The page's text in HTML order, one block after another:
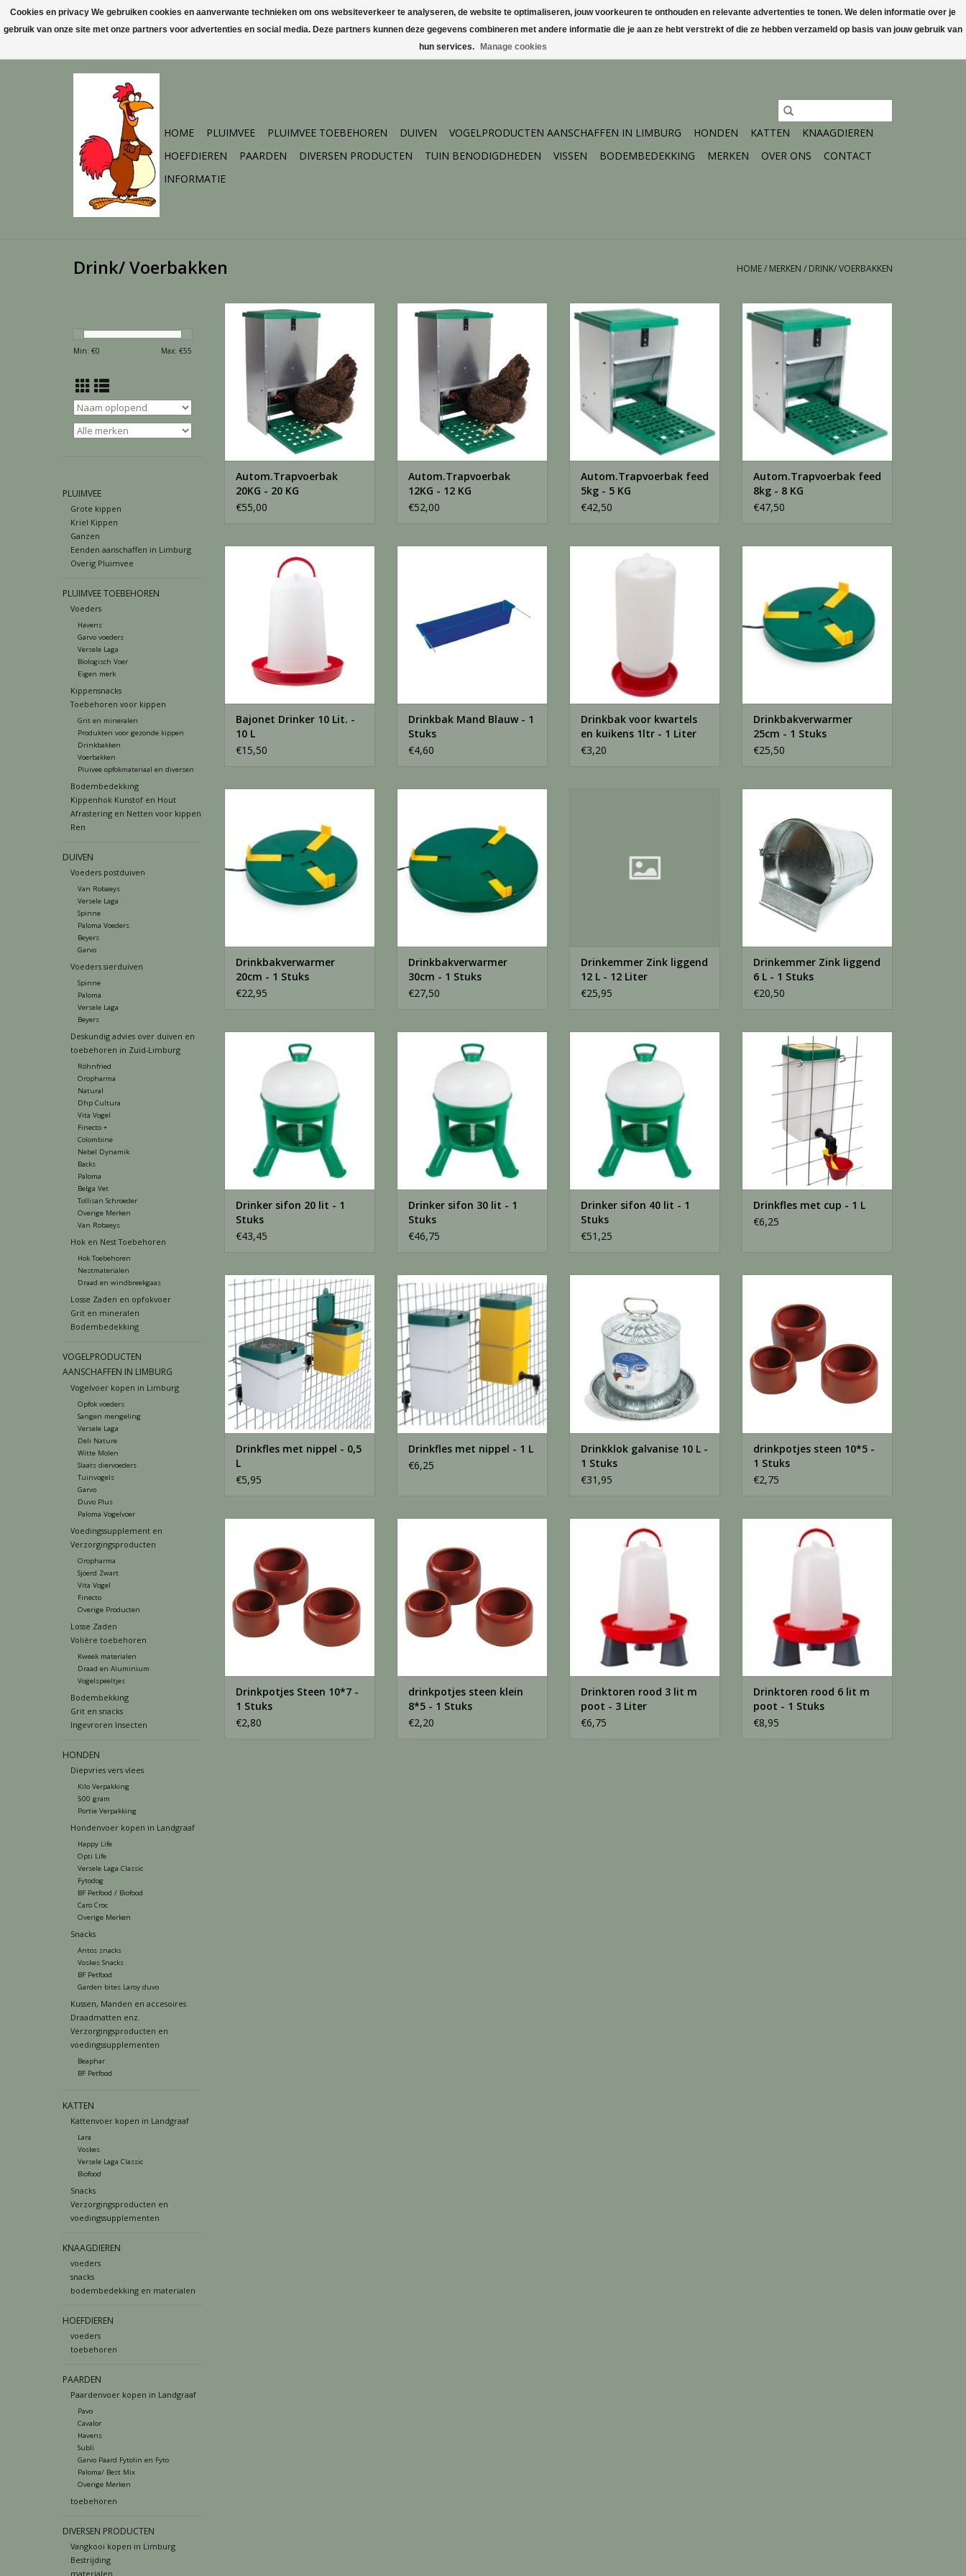
Mijn account / Registreren
HOME PLUIMVEE PLUIMVEE TOEBEHOREN DUIVEN VOGELPRODUCTEN AANSCHAFFEN IN LIMBURG HONDEN KATTEN
KNAAGDIEREN
HOEFDIEREN
PAARDEN DIVERSEN PRODUCTEN TUIN BENODIGDHEDEN VISSEN BODEMBEDEKKING MERKEN OVER ONS
CONTACT
INFORMATIE
Drink/ Voerbakken HOME/ MERKEN / DRINK/ VOERBAKKEN
Min: €0 Max: €55
PLUIMVEE
Grote kippen
Kriel Kippen
Ganzen
Eenden aanschaffen in Limburg
Overig Pluimvee
PLUIMVEE TOEBEHOREN
Voeders
Havens
Garvo voeders
Versele Laga
Biologisch Voer
Eigen merk
Kippensnacks
Toebehoren voor kippen
Grit en mineralen
Produkten voor gezonde kippen
Drinkbakken
Voerbakken
Pluivee opfokmateriaal en diversen
Bodembedekking
Kippenhok Kunstof en Hout
Afrastering en Netten voor kippen
Ren
DUIVEN
Voeders postduiven
Van Robaeys
Versele Laga
Spinne
Paloma Voeders
Beyers
Garvo
Voeders sierduiven
Spinne
Paloma
Versele Laga
Beyers
Deskundig advies over duiven en
toebehoren in Zuid-Limburg
Röhnfried
Oropharma
Natural
Dhp Cultura
Vita Vogel
Finecto +
Colombine
Nebel Dynamik
Backs
Paloma
Belga Vet
Tollisan Schroeder
Overige Merken
Van Robaeys
Hok en Nest Toebehoren
Hok Toebehoren
Nestmaterialen
Draad en windbreekgaas
Losse Zaden en opfokvoer
Grit en mineralen
Bodembedekking
VOGELPRODUCTEN
AANSCHAFFEN IN LIMBURG
Vogelvoer kopen in Limburg
Opfok voeders
Sangen mengeling
Versele Laga
Deli Nature
Witte Molen
Slaats diervoeders
Tuinvogels
Garvo
Duvo Plus
Paloma Vogelvoer
Voedingssupplement en
Verzorgingsproducten
Oropharma
Sjoerd Zwart
Vita Vogel
Finecto
Overige Producten
Losse Zaden
Volière toebehoren
Kweek materialen
Draad en Aluminium
Vogelspeeltjes
Bodembekking
Grit en snacks
Ingevroren Insecten
HONDEN
Diepvries vers vlees
Kilo Verpakking
500 gram
Portie Verpakking
Hondenvoer kopen in Landgraaf
Happy Life
Opti Life
Versele Laga Classic
Fytodog
BF Petfood / Biofood
Caro Croc
Overige Merken
Snacks
Antos snacks
Voskes Snacks
BF Petfood
Garden bites Laroy duvo
Kussen, Manden en accesoires
Draadmatten enz.
Verzorgingsproducten en
voedingssupplementen
Beaphar
BF Petfood
KATTEN
Kattenvoer kopen in Landgraaf
Lara
Voskes
Versele Laga Classic
Biofood
Snacks
Verzorgingsproducten en
voedingssupplementen
KNAAGDIEREN
voeders
snacks
bodembedekking en materialen
HOEFDIEREN
voeders
toebehoren
PAARDEN
Paardenvoer kopen in Landgraaf
Pavo
Cavalor
Havens
Subli
Garvo Paard Fytolin en Fyto
Paloma/ Best Mix
Overige Merken
toebehoren
DIVERSEN PRODUCTEN
Vangkooi kopen in Limburg
Bestrijding
materialen
Autom.trapbak 20KG - 20 KG
TOEVOEGEN AAN WINKELWAGEN
Autom.Trapvoerbak
20KG - 20 KG
€55,00
Autom.trapbak 12KG - 12 KG
TOEVOEGEN AAN WINKELWAGEN
Autom.Trapvoerbak
12KG - 12 KG
€52,00
Autom.trapbak 5kg - 5 KG
TOEVOEGEN AAN WINKELWAGEN
Autom.Trapvoerbak feed
5kg - 5 KG
€42,50
Autom.Trapbak 8kg - 8 KG
TOEVOEGEN AAN WINKELWAGEN
Autom.Trapvoerbak feed
8kg - 8 KG
€47,50
TOEVOEGEN AAN WINKELWAGEN
Bajonet Drinker 10 Lit. -
10 L
€15,50
Drinkbak Mand Blauw - 1
Stuks
€4,60
Drinkbak voor kwartels
en kuikens 1ltr - 1 Liter
€3,20
TOEVOEGEN AAN WINKELWAGEN
Drinkbakverwarmer
25cm - 1 Stuks
€25,50
TOEVOEGEN AAN WINKELWAGEN
Drinkbakverwarmer
20cm - 1 Stuks
€22,95
TOEVOEGEN AAN WINKELWAGEN
Drinkbakverwarmer
30cm - 1 Stuks
€27,50
Drinkemmer Zink liggend
12 L - 12 Liter
€25,95
TOEVOEGEN AAN WINKELWAGEN
Drinkemmer Zink liggend
6 L - 1 Stuks
€20,50
TOEVOEGEN AAN WINKELWAGEN
Drinker sifon 20 lit - 1
Stuks
€43,45
TOEVOEGEN AAN WINKELWAGEN
Drinker sifon 30 lit - 1
Stuks
€46,75
TOEVOEGEN AAN WINKELWAGEN
Drinker sifon 40 lit - 1
Stuks
€51,25
Drinkfles met nippel en cup - 1 L
tijdelijk niet leverbaar
TOEVOEGEN AAN WINKELWAGEN
Drinkfles met cup - 1 L
€6,25
Drinkfles met nippel - 0,5 L
TOEVOEGEN AAN WINKELWAGEN
Drinkfles met nippel - 0,5
L
€5,95
Drinkfles met nippel - 1 L
TOEVOEGEN AAN WINKELWAGEN
Drinkfles met nippel - 1 L
€6,25
TOEVOEGEN AAN WINKELWAGEN
Drinkklok galvanise 10 L -
1 Stuks
€31,95
TOEVOEGEN AAN WINKELWAGEN
drinkpotjes steen 10*5 -
1 Stuks
€2,75
TOEVOEGEN AAN WINKELWAGEN
Drinkpotjes Steen 10*7 -
1 Stuks
€2,80
TOEVOEGEN AAN WINKELWAGEN
drinkpotjes steen klein
8*5 - 1 Stuks
€2,20
Drinktoren rood 3 lit m poot - 3
Liter
Drinktoren rood 3 lit m
poot - 3 Liter
€6,75
Drinktoren rood 6 lit m poot - 1
Stuks
Drinktoren rood 6 lit m
poot - 1 Stuks
€8,95
Cookies en privacy We gebruiken cookies en aanverwante technieken om ons websiteverkeer te analyseren, de website te optimaliseren, jouw voorkeuren te onthouden en relevante advertenties te tonen. We delen informatie over je
gebruik van onze site met onze partners voor advertenties en social media. Deze partners kunnen deze gegevens combineren met andere informatie die je aan ze hebt verstrekt of die ze hebben verzameld op basis van jouw gebruik van
hun services.
Manage cookies